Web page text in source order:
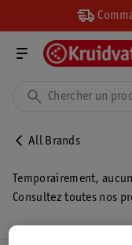
All Brands
Temporairement,
Consultez toutes nos